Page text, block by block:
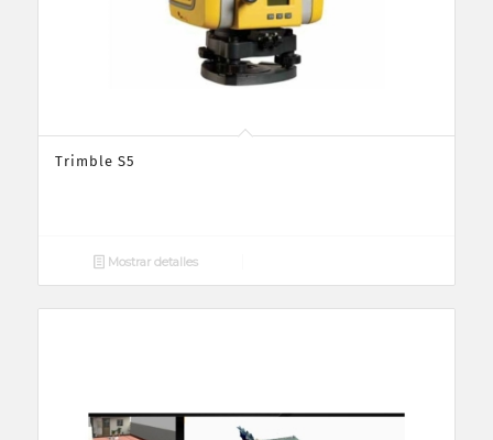
Trimble S5
Mostrar detalles